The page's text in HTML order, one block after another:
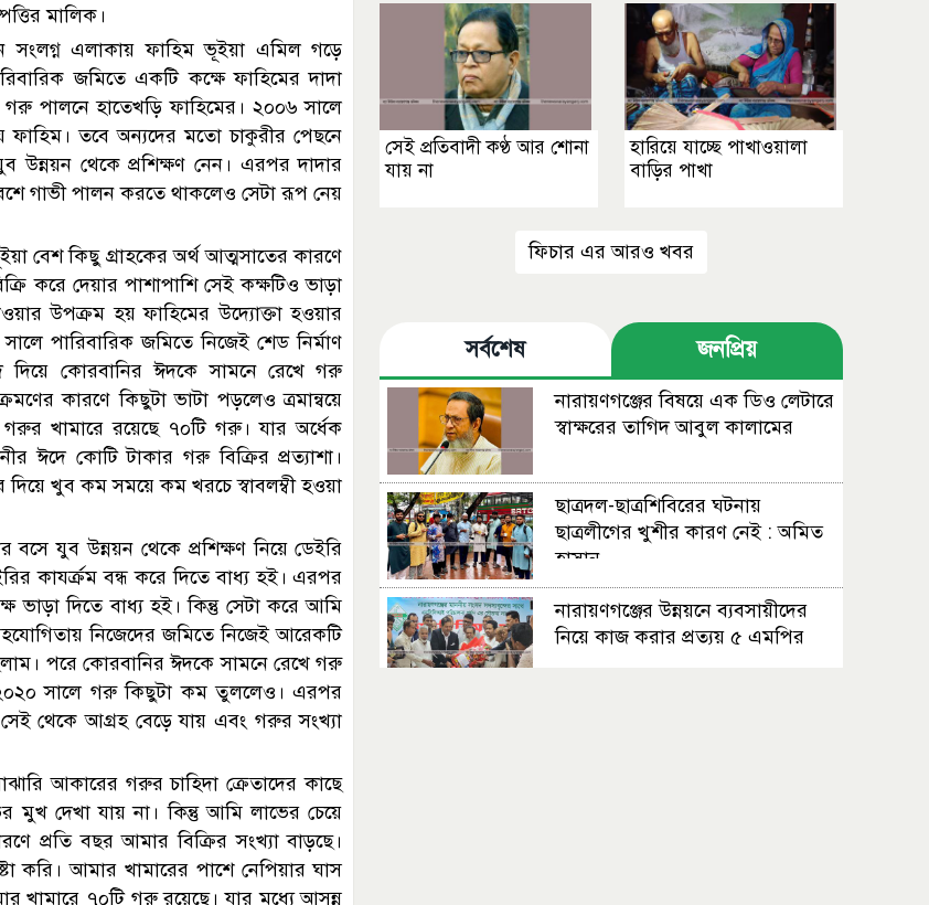
মালিক।
সংলগ্ন এলাকায় ফাহিম ভূইয়া এমিল গড়ে
জমিতে একটি কক্ষে ফাহিমের দাদা
পালনে হাতেখড়ি ফাহিমের। ২০০৬ সালে
ফাহিম। তবে অন্যদের মতো চাকুরীর পেছনে
উন্নয়ন থেকে প্রশিক্ষণ নেন। এরপর দাদার
গাভী পালন করতে থাকলেও সেটা রূপ নেয়
বেশ কিছু গ্রাহকের অর্থ আত্মসাতের কারণে
করে দেয়ার পাশাপাশি সেই কক্ষটিও ভাড়া
উপক্রম হয় ফাহিমের উদ্যোক্তা হওয়ার
পারিবারিক জমিতে নিজেই শেড নির্মাণ
কোরবানির ঈদকে সামনে রেখে গরু
কারণে কিছুটা ভাটা পড়লেও ত্রমান্বয়ে
গরুর খামারে রয়েছে ৭০টি গরু। যার অর্ধেক
ঈদে কোটি টাকার গরু বিক্রির প্রত্যাশা।
দিয়ে খুব কম সময়ে কম খরচে স্বাবলম্বী হওয়া
যুব উন্নয়ন থেকে প্রশিক্ষণ নিয়ে ডেইরি
কাযর্ক্রম বন্ধ করে দিতে বাধ্য হই। এরপর
দিতে বাধ্য হই। কিন্তু সেটা করে আমি
নিজেদের জমিতে নিজেই আরেকটি
পরে কোরবানির ঈদকে সামনে রেখে গরু
সালে গরু কিছুটা কম তুললেও। এরপর
থেকে আগ্রহ বেড়ে যায় এবং গরুর সংখ্যা
আকারের গরুর চাহিদা ক্রেতাদের কাছে
দেখা যায় না। কিন্তু আমি লাভের চেয়ে
প্রতি বছর আমার বিক্রির সংখ্যা বাড়ছে।
করি। আমার খামারের পাশে নেপিয়ার ঘাস
খামারে ৭০টি গরু রয়েছে। যার মধ্যে আসন্ন
সেই প্রতিবাদী কণ্ঠ আর শোনা
যায় না
হারিয়ে যাচ্ছে পাখাওয়ালা
বাড়ির পাখা
ফিচার এর আরও খবর
সর্বশেষ জনপ্রিয়
নারায়ণগঞ্জের বিষয়ে এক ডিও লেটারে
স্বাক্ষরের তাগিদ আবুল কালামের
ছাত্রদল-ছাত্রশিবিরের ঘটনায়
ছাত্রলীগের খুশীর কারণ নেই : অমিত
হাসান
নারায়ণগঞ্জের উন্নয়নে ব্যবসায়ীদের
নিয়ে কাজ করার প্রত্যয় ৫ এমপির